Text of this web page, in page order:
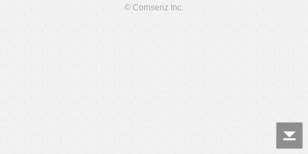
© Comsenz Inc.